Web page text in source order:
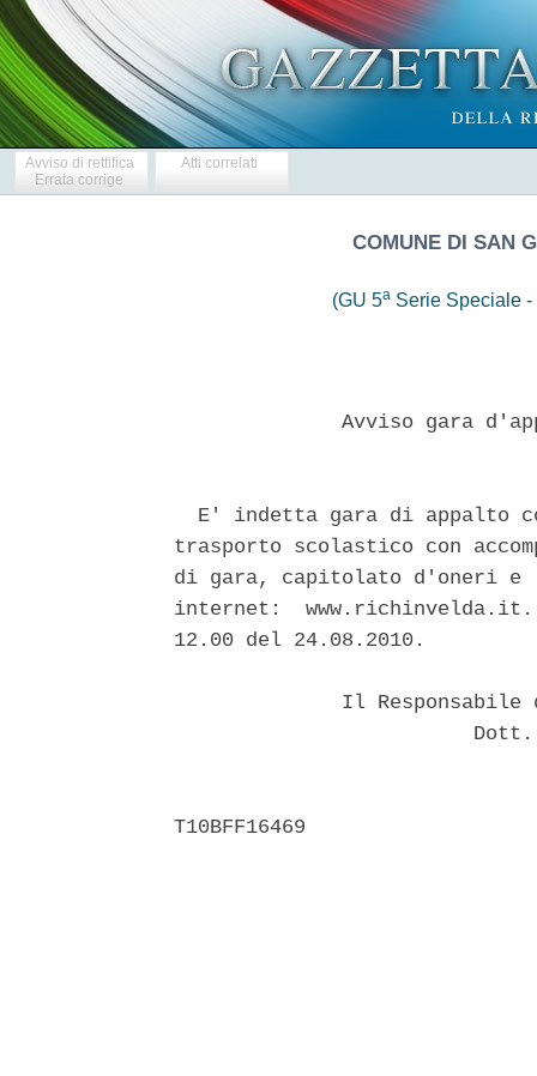
Avviso di rettifica
Errata corrige
Atti correlati
COMUNE DI SAN
(GU 5aSerie Speciale -
Avviso gara
E' indetta gara di appalto
trasporto scolastico con
di gara, capitolato d'oneri
internet:  www.richinvelda.it.
12.00 del 24.08.2010.
Il